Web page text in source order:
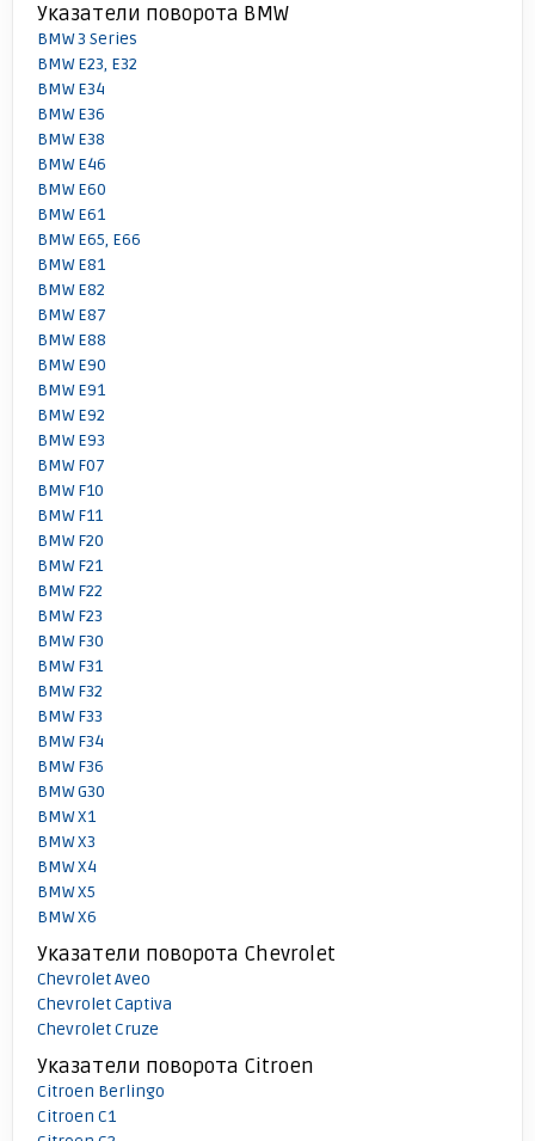
Указатели поворота BMW
BMW 3 Series
BMW E23, E32
BMW E34
BMW E36
BMW E38
BMW E46
BMW E60
BMW E61
BMW E65, E66
BMW E81
BMW E82
BMW E87
BMW E88
BMW E90
BMW E91
BMW E92
BMW E93
BMW F07
BMW F10
BMW F11
BMW F20
BMW F21
BMW F22
BMW F23
BMW F30
BMW F31
BMW F32
BMW F33
BMW F34
BMW F36
BMW G30
BMW X1
BMW X3
BMW X4
BMW X5
BMW X6
Указатели поворота Chevrolet
Chevrolet Aveo
Chevrolet Captiva
Chevrolet Cruze
Указатели поворота Citroen
Citroen Berlingo
Citroen C1